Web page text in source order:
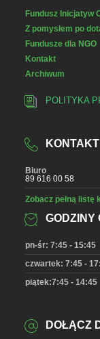
Fundusz Inicjatyw
Z pomysłem po
Fundusze dla NGO
Kontakt
Archiwum
POLITYKA
Biuro
89 616 00 58
Zobacz pełną listę
GODZINY
pn-śr: 7:45 - 15:45
czwartek: 7:45 -
piątek:7:45 - 14:45
DOŁĄCZ